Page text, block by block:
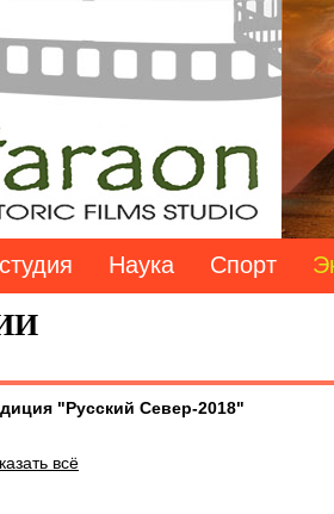
Наука Спорт
"Русский Север-2018"
всё